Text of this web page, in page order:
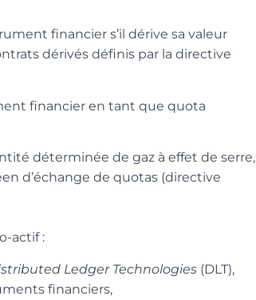
financier s’il dérive sa valeur
dérivés définis par la directive
financier en tant que quota
déterminée de gaz à effet de serre,
d’échange de quotas (directive
actif :
Ledger Technologies (DLT),
financiers,